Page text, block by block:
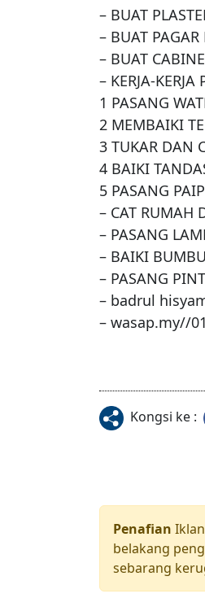
– BUAT
– BUAT
– BUAT
– KERJA-KERJA
1 PASANG
2 MEMBAIKI
3 TUKAR DAN
4 BAIKI
5 PASANG
– CAT RUMAH
– PASANG
– BAIKI
– PASANG
– badrul
– wasap.my//
Kongsi ke :
Penafian
belakang
sebarang